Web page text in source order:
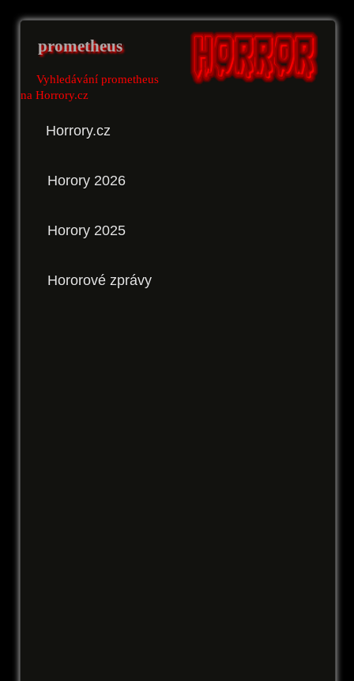
prometheus
Vyhledávání prometheus
na Horrory.cz
Horrory.cz
Horory 2026
Horory 2025
Hororové zprávy